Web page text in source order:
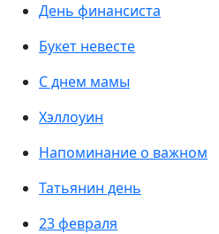
День финансиста
Букет невесте
С днем мамы
Хэллоуин
Напоминание о важном
Татьянин день
23 февраля